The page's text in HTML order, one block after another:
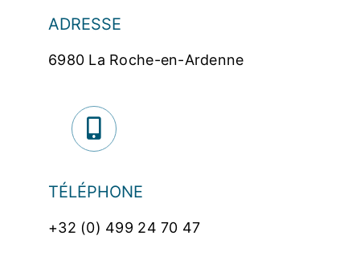
ADRESSE
6980 La Roche-en-Ardenne
TÉLÉPHONE
+32 (0) 499 24 70 47